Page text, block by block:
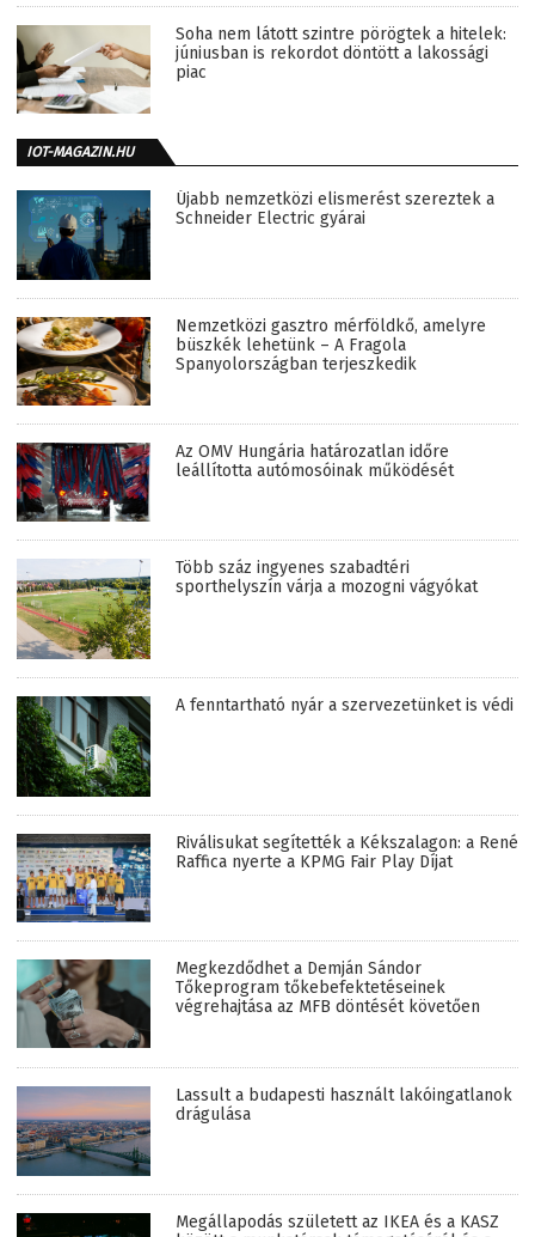
Soha nem látott szintre pörögtek a hitelek:
júniusban is rekordot döntött a lakossági
piac
IOT-MAGAZIN.HU
Újabb nemzetközi elismerést szereztek a
Schneider Electric gyárai
Nemzetközi gasztro mérföldkő, amelyre
büszkék lehetünk – A Fragola
Spanyolországban terjeszkedik
Az OMV Hungária határozatlan időre
leállította autómosóinak működését
Több száz ingyenes szabadtéri
sporthelyszín várja a mozogni vágyókat
A fenntartható nyár a szervezetünket is védi
Riválisukat segítették a Kékszalagon: a René
Raffica nyerte a KPMG Fair Play Díjat
Megkezdődhet a Demján Sándor
Tőkeprogram tőkebefektetéseinek
végrehajtása az MFB döntését követően
Lassult a budapesti használt lakóingatlanok
drágulása
Megállapodás született az IKEA és a KASZ